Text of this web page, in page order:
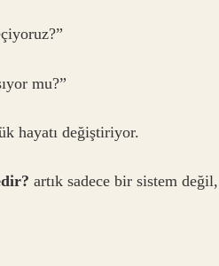
mu?”
hayatı değiştiriyor.
artık sadece bir sistem